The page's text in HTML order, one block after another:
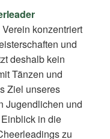
konzentriert
und
deshalb kein
Tänzen und
Ziel unseres
Jugendlichen und
in die
zu